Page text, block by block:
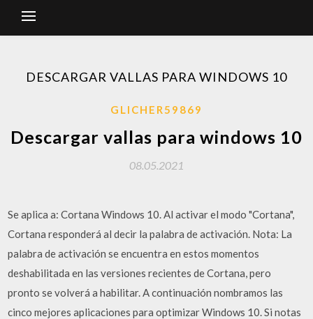
DESCARGAR VALLAS PARA WINDOWS 10
GLICHER59869
Descargar vallas para windows 10
08.05.2021
Se aplica a: Cortana Windows 10. Al activar el modo "Cortana",
Cortana responderá al decir la palabra de activación. Nota: La
palabra de activación se encuentra en estos momentos
deshabilitada en las versiones recientes de Cortana, pero
pronto se volverá a habilitar. A continuación nombramos las
cinco mejores aplicaciones para optimizar Windows 10. Si notas